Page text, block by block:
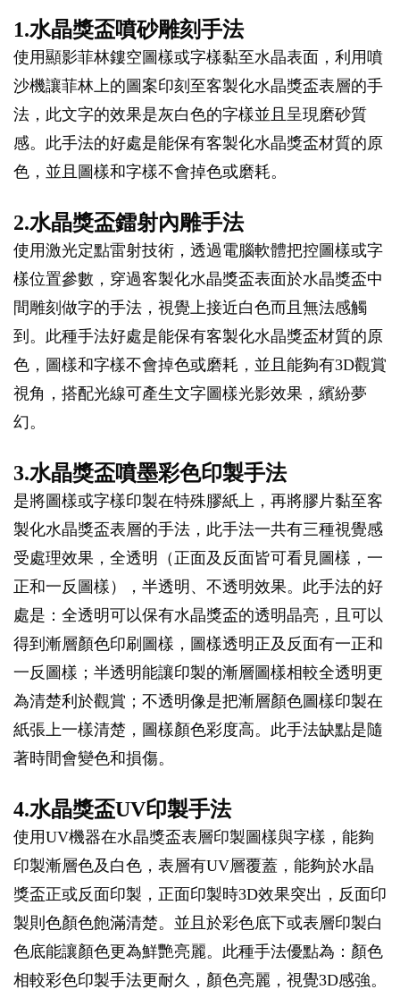
1.水晶獎盃噴砂雕刻手法
使用顯影菲林鏤空圖樣或字樣黏至水晶表面，利用噴
沙機讓菲林上的圖案印刻至客製化水晶獎盃表層的手
法，此文字的效果是灰白色的字樣並且呈現磨砂質
感。此手法的好處是能保有客製化水晶獎盃材質的原
色，並且圖樣和字樣不會掉色或磨耗。
2.水晶獎盃鐳射內雕手法
使用激光定點雷射技術，透過電腦軟體把控圖樣或字
樣位置參數，穿過客製化水晶獎盃表面於水晶獎盃中
間雕刻做字的手法，視覺上接近白色而且無法感觸
到。此種手法好處是能保有客製化水晶獎盃材質的原
色，圖樣和字樣不會掉色或磨耗，並且能夠有3D觀賞
視角，搭配光線可產生文字圖樣光影效果，繽紛夢
幻。
3.水晶獎盃噴墨彩色印製手法
是將圖樣或字樣印製在特殊膠紙上，再將膠片黏至客
製化水晶獎盃表層的手法，此手法一共有三種視覺感
受處理效果，全透明（正面及反面皆可看見圖樣，一
正和一反圖樣），半透明、不透明效果。此手法的好
處是：全透明可以保有水晶獎盃的透明晶亮，且可以
得到漸層顏色印刷圖樣，圖樣透明正及反面有一正和
一反圖樣；半透明能讓印製的漸層圖樣相較全透明更
為清楚利於觀賞；不透明像是把漸層顏色圖樣印製在
紙張上一樣清楚，圖樣顏色彩度高。此手法缺點是隨
著時間會變色和損傷。
4.水晶獎盃UV印製手法
使用UV機器在水晶獎盃表層印製圖樣與字樣，能夠
印製漸層色及白色，表層有UV層覆蓋，能夠於水晶
獎盃正或反面印製，正面印製時3D效果突出，反面印
製則色顏色飽滿清楚。並且於彩色底下或表層印製白
色底能讓顏色更為鮮艷亮麗。此種手法優點為：顏色
相較彩色印製手法更耐久，顏色亮麗，視覺3D感強。